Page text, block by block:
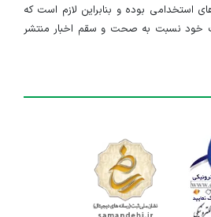
استخدامی بوده و بنابراین لازم است که
خود نسبت به صحت و سقم اخبار منتشر